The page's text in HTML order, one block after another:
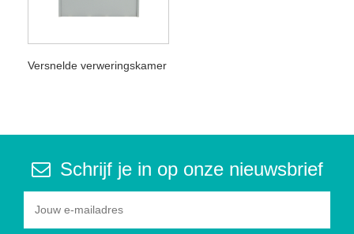
Versnelde verweringskamer
Schrijf je in op onze nieuwsbrief